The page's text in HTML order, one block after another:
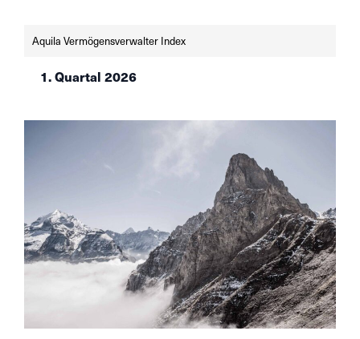
einer tiefen […]
Aquila Vermögensverwalter Index
1. Quartal 2026